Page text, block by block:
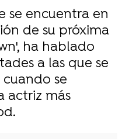
se encuentra en
de su próxima
ha hablado
a las que se
se
actriz más